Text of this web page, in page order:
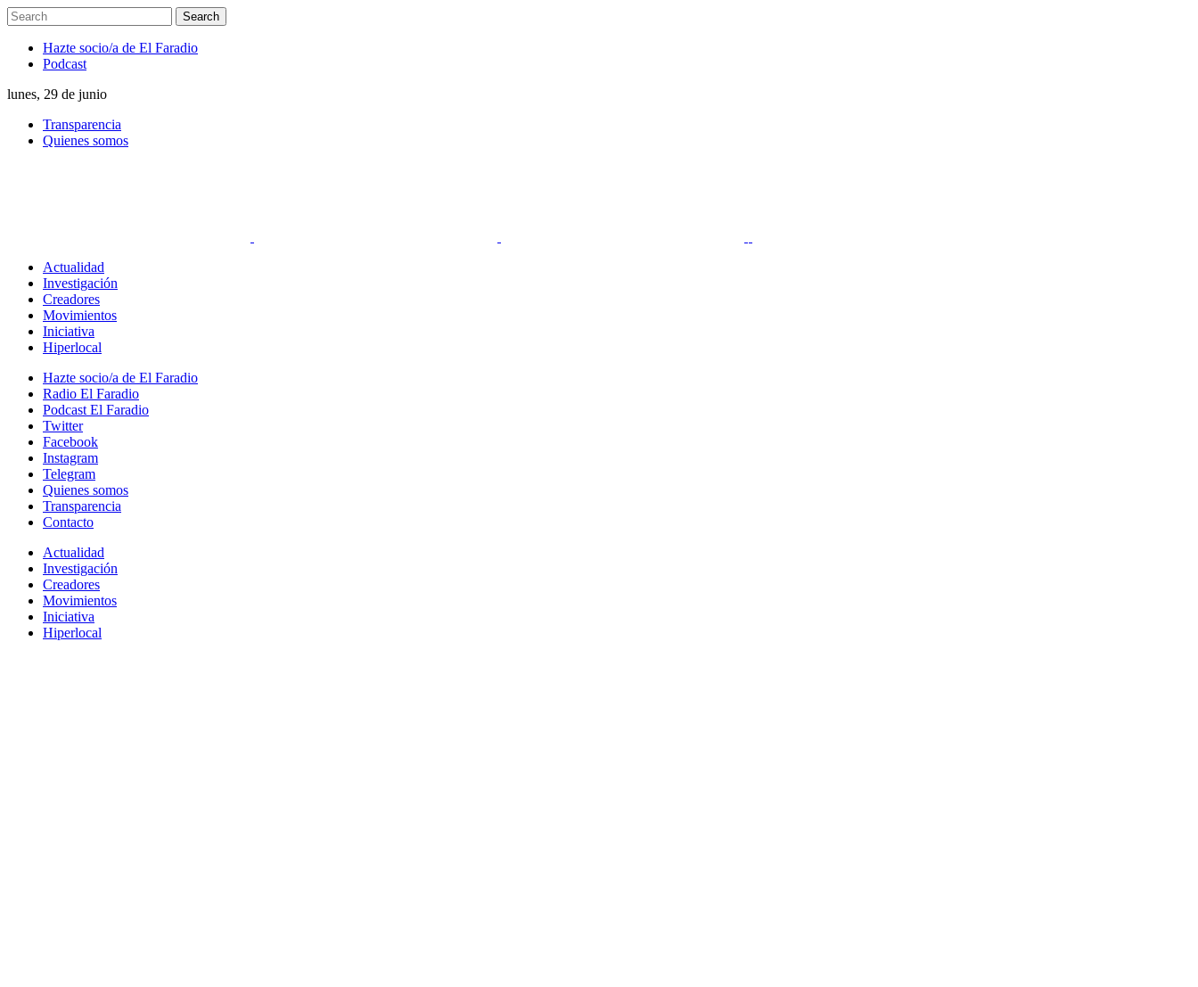
Hazte socio/a de El Faradio
Podcast
lunes, 29 de junio
Transparencia
Quienes somos
Actualidad
Investigación
Creadores
Movimientos
Iniciativa
Hiperlocal
Hazte socio/a de El Faradio
Radio El Faradio
Podcast El Faradio
Twitter
Facebook
Instagram
Telegram
Quienes somos
Transparencia
Contacto
Actualidad
Investigación
Creadores
Movimientos
Iniciativa
Hiperlocal